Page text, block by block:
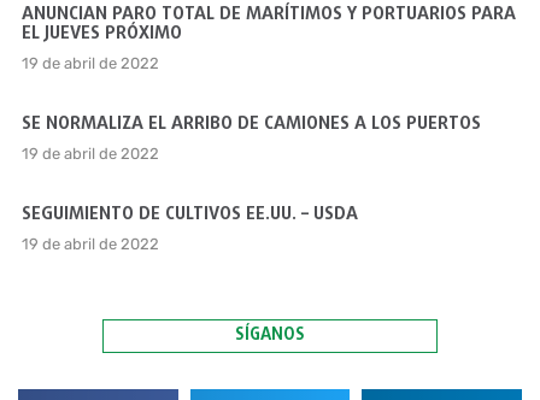
ANUNCIAN PARO TOTAL DE MARÍTIMOS Y PORTUARIOS PARA
EL JUEVES PRÓXIMO
19 de abril de 2022
SE NORMALIZA EL ARRIBO DE CAMIONES A LOS PUERTOS
19 de abril de 2022
SEGUIMIENTO DE CULTIVOS EE.UU. – USDA
19 de abril de 2022
SÍGANOS